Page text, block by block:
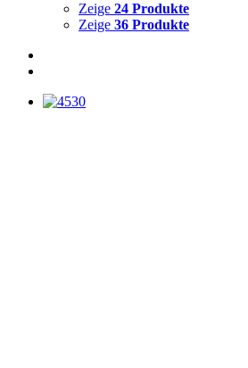
Zeige 24 Produkte
Zeige 36 Produkte